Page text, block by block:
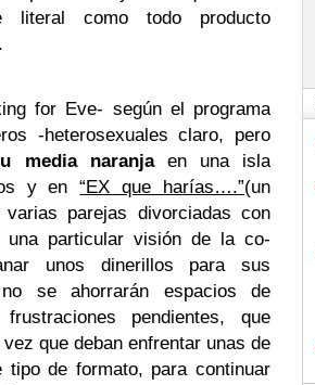
literal como todo producto
for Eve- según el programa
-heterosexuales claro, pero
media naranjaen una isla
y en“EX que harías….”(un
parejas divorciadas con
particular visión de la co-
unos dinerillos para sus
se ahorrarán espacios de
pendientes, que
que deban enfrentar unas de
de formato, para continuar